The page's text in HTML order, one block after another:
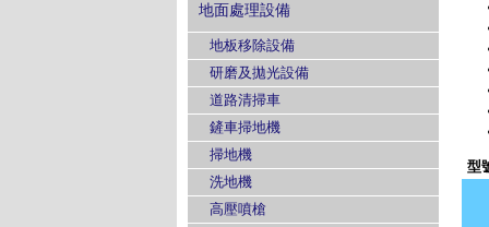
型
地面處理設備
地板移除設備
研磨及拋光設備
道路清掃車
鏟車掃地機
掃地機
洗地機
高壓噴槍